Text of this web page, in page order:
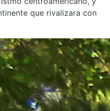
que rivalizara con